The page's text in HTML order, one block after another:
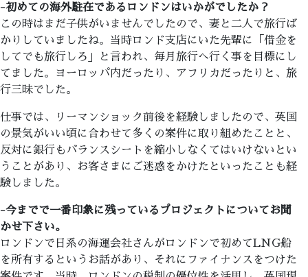
-初めての海外駐在であるロンドンはいかがでしたか？
この時はまだ子供がいませんでしたので、妻と二人で旅行ば
かりしていましたね。当時ロンド支店にいた先輩に「借金を
してでも旅行しろ」と言われ、毎月旅行へ行く事を目標にし
てました。ヨーロッパ内だったり、アフリカだったりと、旅
行三昧でした。
仕事では、リーマンショック前後を経験しましたので、英国
の景気がいい頃に合わせて多くの案件に取り組めたことと、
反対に銀行もバランスシートを縮小しなくてはいけないとい
うことがあり、お客さまにご迷惑をかけたといったことも経
験しました。
-今までで一番印象に残っているプロジェクトについてお聞
かせ下さい。
ロンドンで日系の海運会社さんがロンドンで初めてLNG船
を所有するというお話があり、それにファイナンスをつけた